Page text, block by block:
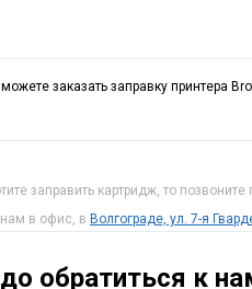
заказать заправку принтера
заправить картридж, то позвоните
в офис, в Волгограде, ул. 7-я
обратиться к